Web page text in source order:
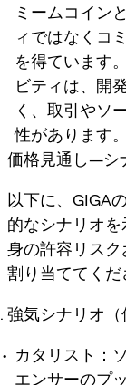
ミームコイン
ィではなくコ
を得ています
ビティは、開
く、取引やソ
性があります。
価格見通し—シ
以下に、GIGA
的なシナリオ
身の許容リス
割り当ててくだ
強気シナリオ（
カタリスト：
エンサーのプ